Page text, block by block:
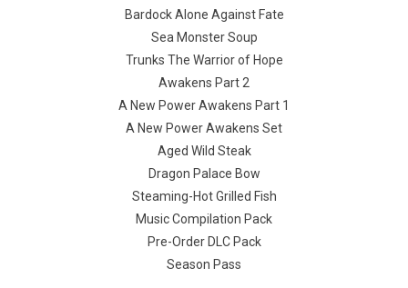
Bardock Alone Against Fate
Sea Monster Soup
Trunks The Warrior of Hope
Awakens Part 2
A New Power Awakens Part 1
A New Power Awakens Set
Aged Wild Steak
Dragon Palace Bow
Steaming-Hot Grilled Fish
Music Compilation Pack
Pre-Order DLC Pack
Season Pass